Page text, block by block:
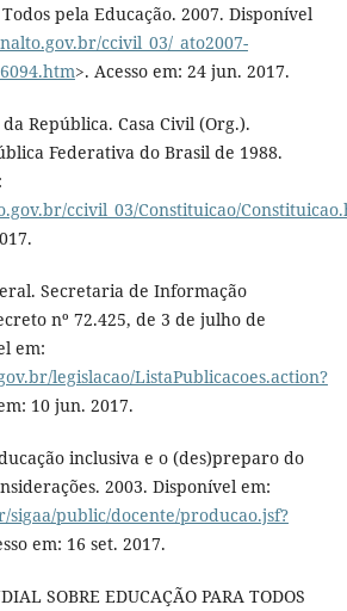
pela Educação. 2007. Disponível
ccivil_03/_ato2007-
>. Acesso em: 24 jun. 2017.
República. Casa Civil (Org.).
Federativa do Brasil de 1988.
ccivil_03/Constituicao/
Secretaria de Informação
nº 72.425, de 3 de julho de
em:
legislacao/ListaPublicacoes.action?
10 jun. 2017.
inclusiva e o (des)preparo do
2003. Disponível em:
sigaa/public/docente/producao.jsf?
em: 16 set. 2017.
SOBRE EDUCAÇÃO PARA TODOS